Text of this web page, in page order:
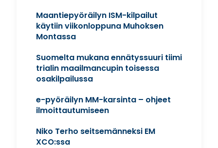
Maantiepyöräilyn ISM-kilpailut
käytiin viikonloppuna Muhoksen
Montassa
Suomelta mukana ennätyssuuri tiimi
trialin maailmancupin toisessa
osakilpailussa
e-pyöräilyn MM-karsinta – ohjeet
ilmoittautumiseen
Niko Terho seitsemänneksi EM
XCO:ssa